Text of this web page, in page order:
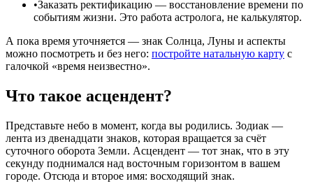
•Заказать ректификацию — восстановление времени по
событиям жизни. Это работа астролога, не калькулятор.
А пока время уточняется — знак Солнца, Луны и аспекты
можно посмотреть и без него: постройте натальную карту с
галочкой «время неизвестно».
Что такое асцендент?
Представьте небо в момент, когда вы родились. Зодиак —
лента из двенадцати знаков, которая вращается за счёт
суточного оборота Земли. Асцендент — тот знак, что в эту
секунду поднимался над восточным горизонтом в вашем
городе. Отсюда и второе имя: восходящий знак.